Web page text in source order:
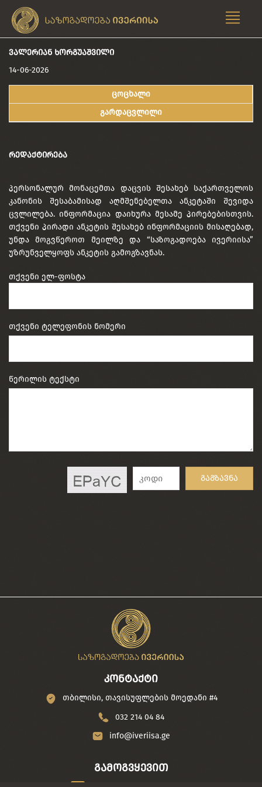
ᲕᲐᲚᲔᲠᲘᲐᲜ ᲮᲝᲠᲒᲣᲐᲨᲕᲘᲚᲘ
14-06-2026
ცოცხალი
გარდაცვლილი
ᲠᲔᲓᲐᲥᲢᲘᲠᲔᲑᲐ
პერსონალურ მონაცემთა დაცვის შესახებ საქართველოს
კანონის შესაბამისად აღმშენებელთა ანკეტაში შევიდა
ცვლილება. ინფორმაცია დაიხურა მესამე პირებებისთვის.
თქვენი პირადი ანკეტის შესახებ ინფორმაციის მისაღებად,
უნდა მოგვწეროთ მეილზე და “საზოგადოება ივერიისა”
უზრუნველყოფს ანკეტის გამოგზავნას.
თქვენი ელ-ფოსტა
თქვენი ტელეფონის ნომერი
წერილის ტექსტი
გაგზავნა
კონტაქტი
თბილისი, თავისუფლების მოედანი #4
032 214 04 84
info@iveriisa.ge
გამოგვყევით